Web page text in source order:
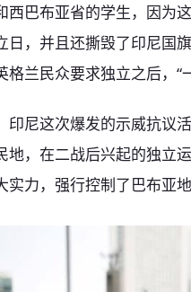
西巴布亚省的学生，因为
日，并且还撕毁了印尼国
兰民众要求独立之后，“
印尼这次爆发的示威抗议
地，在二战后兴起的独立
实力，强行控制了巴布亚